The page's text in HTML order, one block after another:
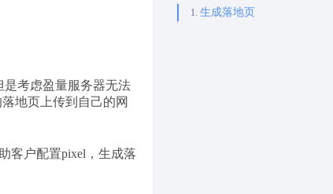
考虑盈量服务器无法
地页上传到自己的网
客户配置pixel，生成落
生成落地页